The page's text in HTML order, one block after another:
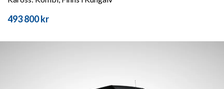
493 800 kr